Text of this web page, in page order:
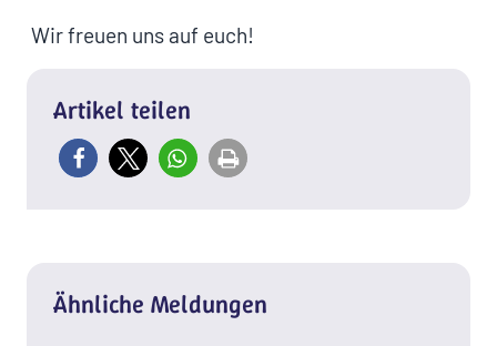
Wir freuen uns auf euch!
Artikel teilen
Ähnliche Meldungen